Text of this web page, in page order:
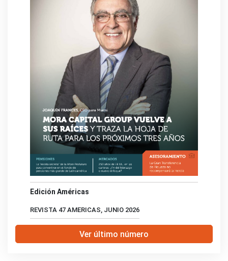
Edición Américas
REVISTA 47 AMERICAS, JUNIO 2026
Ver último número